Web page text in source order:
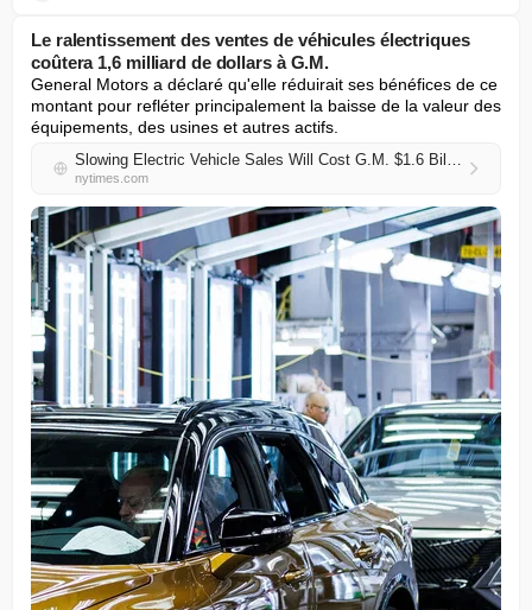
Le ralentissement des ventes de véhicules électriques
coûtera 1,6 milliard de dollars à G.M.
General Motors a déclaré qu'elle réduirait ses bénéfices de ce
montant pour refléter principalement la baisse de la valeur des
équipements, des usines et autres actifs.
Slowing Electric Vehicle Sales Will Cost G.M. $1.6 Billion
nytimes.com